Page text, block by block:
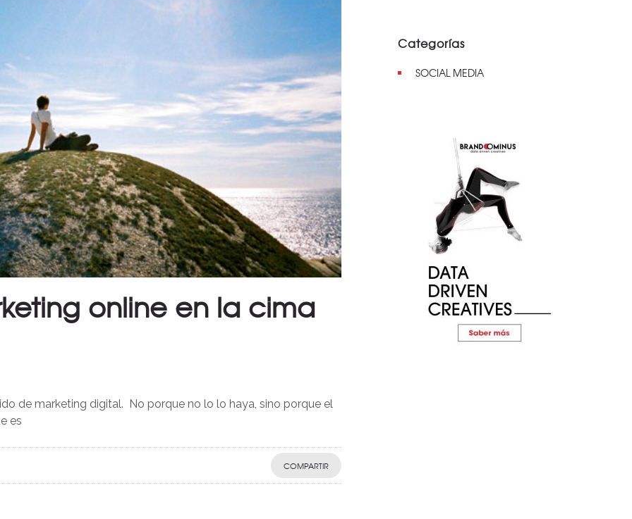
online en la cima
de marketing digital. No porque no lo lo haya, sino porque el
es
COMPARTIR
Categorías
SOCIAL MEDIA